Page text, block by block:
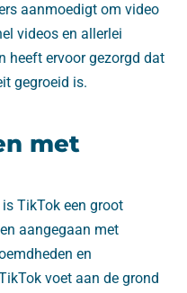
aanmoedigt om video
videos en allerlei
heeft ervoor gezorgd dat
gegroeid is.
met
TikTok een groot
aangegaan met
en
voet aan de grond